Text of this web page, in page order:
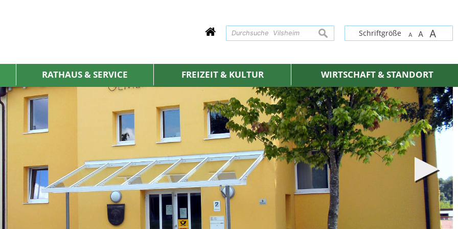
Schriftgröße A A A
suchen
RATHAUS & SERVICE FREIZEIT & KULTUR WIRTSCHAFT & STANDORT